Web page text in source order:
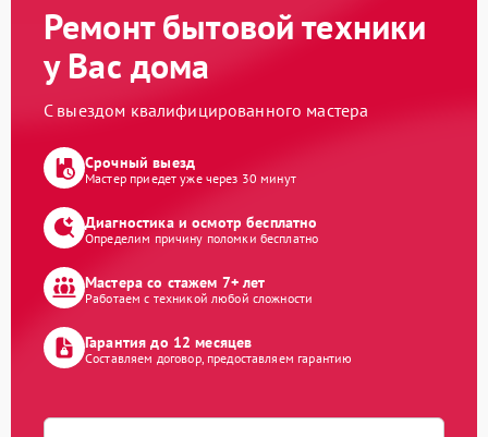
Ремонт бытовой техники
у Вас дома
С выездом квалифицированного мастера
Срочный выезд
Мастер приедет уже через 30 минут
Диагностика и осмотр бесплатно
Определим причину поломки бесплатно
Мастера со стажем 7+ лет
Работаем с техникой любой сложности
Гарантия до 12 месяцев
Составляем договор, предоставляем гарантию